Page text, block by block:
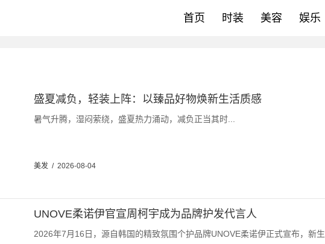
首页 时装 美容 娱乐
盛夏减负，轻装上阵：以臻品好物焕新生活质感
暑气升腾，湿闷萦绕，盛夏热力涌动，减负正当其时...
美发 / 2026-08-04
UNOVE柔诺伊官宣周柯宇成为品牌护发代言人
2026年7月16日，源自韩国的精致氛围个护品牌UNOVE柔诺伊正式宣布，新生